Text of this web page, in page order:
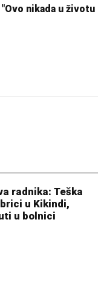
"Ovo nikada u životu
radnika: Teška
u Kikindi,
u bolnici